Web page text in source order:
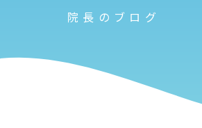
院長のブログ